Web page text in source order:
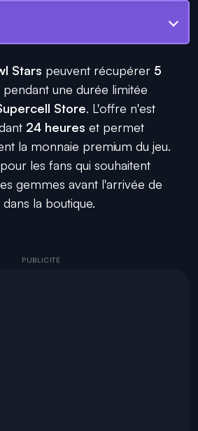
Stars peuvent récupérer 5
pendant une durée limitée
Store. L'offre n'est
24 heures et permet
la monnaie premium du jeu.
les fans qui souhaitent
gemmes avant l'arrivée de
la boutique.